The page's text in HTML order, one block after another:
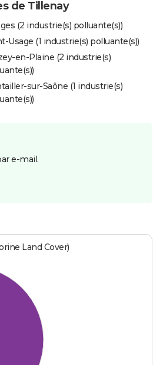
de Tillenay
(2 industrie(s) polluante(s))
Usage (1 industrie(s) polluante(s))
en-Plaine (2 industrie(s)
sur-Saône (1 industrie(s)
e-mail.
Land Cover)